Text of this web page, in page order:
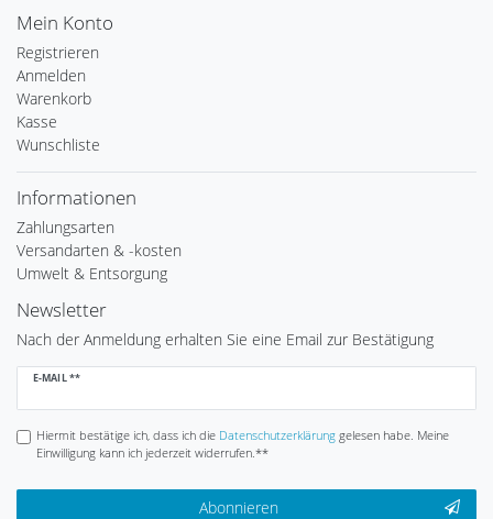
Mein Konto
Registrieren
Anmelden
Warenkorb
Kasse
Wunschliste
Informationen
Zahlungsarten
Versandarten & -kosten
Umwelt & Entsorgung
Newsletter
Nach der Anmeldung erhalten Sie eine Email zur Bestätigung
E-MAIL **
Newsletter
Hiermit bestätige ich, dass ich die Daten­schutz­erklärunggelesen habe. Meine
Einwilligung kann ich jederzeit widerrufen.**
Abonnieren